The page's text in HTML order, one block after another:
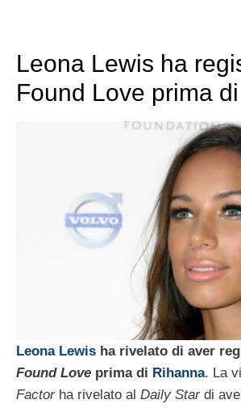
Leona Lewis ha
Found Love prima
Leona Lewis ha rivelato di aver
Found Love prima di Rihanna. La
Factorha rivelato al Daily Stardi